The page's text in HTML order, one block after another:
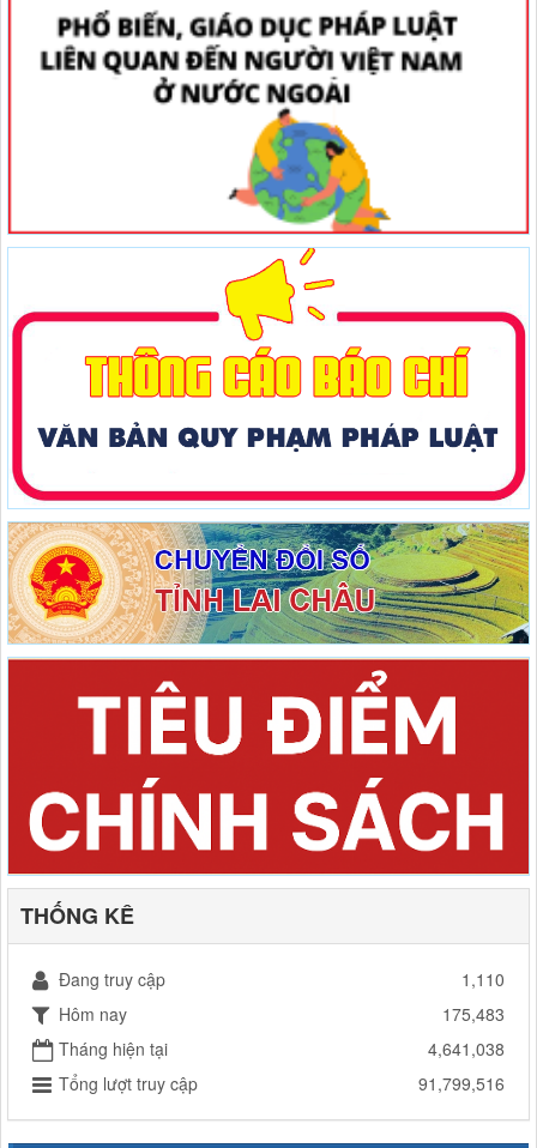
THỐNG KÊ
Đang truy cập
1,110
Hôm nay
175,483
Tháng hiện tại
4,641,038
Tổng lượt truy cập
91,799,516